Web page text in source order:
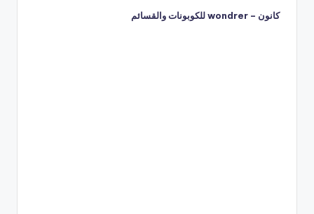
كانون – wondrer للكوبونات والقسائم